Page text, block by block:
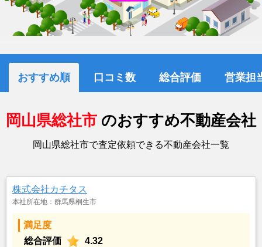
おすすめ順 口コミ数 総合評価 営業担
岡山県総社市 のおすすめ不動産会社
岡山県総社市で査定依頼できる不動産会社一覧
株式会社カチタス
本社所在地：群馬県桐生市
満足度
総合評価
4.32